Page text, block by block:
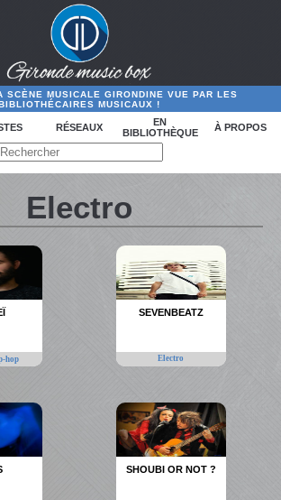
SCÈNE MUSICALE GIRONDINE VUE PAR LES
MUSICAUX !
RÉSEAUX
EN
BIBLIOTHÈQUE
À PROPOS
Electro
hop
SEVENBEATZ
Electro
SHOUBI OR NOT ?